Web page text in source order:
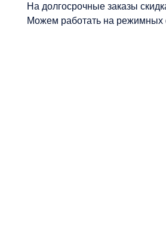
На долгосрочные заказы
Можем работать на режимных